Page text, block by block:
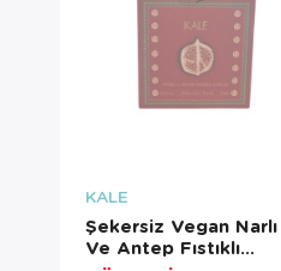
KALE
Şekersiz Vegan Narlı
Ve Antep Fıstıklı